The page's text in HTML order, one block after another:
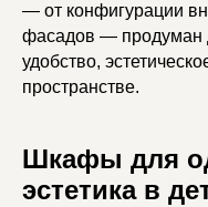
— от конфигурации
фасадов — продуман
удобство,
пространстве.
Шкафы для
эстетика в
Оставить заявку
Оставить заявку